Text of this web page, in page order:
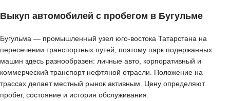
Выкуп автомобилей с пробегом в Бугульме
Бугульма — промышленный узел юго-востока Татарстана на
пересечении транспортных путей, поэтому парк подержанных
машин здесь разнообразен: личные авто, корпоративный и
коммерческий транспорт нефтяной отрасли. Положение на
трассах делает местный рынок активным. Цену определяют
пробег, состояние и история обслуживания.